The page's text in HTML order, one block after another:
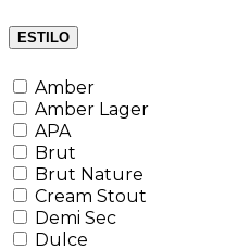
ESTILO
Amber
Amber Lager
APA
Brut
Brut Nature
Cream Stout
Demi Sec
Dulce